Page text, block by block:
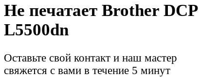
Не печатает Brother DCP
L5500dn
Оставьте свой контакт и наш мастер
свяжется с вами в течение 5 минут